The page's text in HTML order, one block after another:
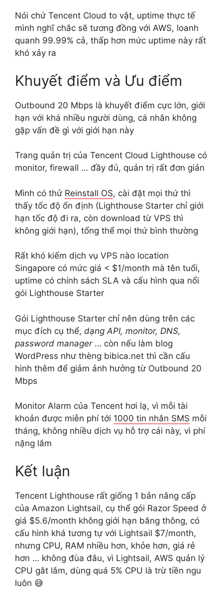
Nói chứ Tencent Cloud to vật, uptime thực tế
mình nghĩ chắc sẽ tương đồng với AWS, loanh
quanh 99.99% cả, thấp hơn mức uptime này rất
khó xảy ra
Khuyết điểm và Ưu điểm
Outbound 20 Mbps là khuyết điểm cực lớn, giới
hạn với khá nhiều người dùng, cá nhân không
gặp vấn đề gì với giới hạn này
Trang quản trị của Tencent Cloud Lighthouse có
monitor, firewall … đầy đủ, quản trị rất đơn giản
Mình có thử Reinstall OS, cài đặt mọi thứ thì
thấy tốc độ ổn định (Lighthouse Starter chỉ giới
hạn tốc độ đi ra, còn download từ VPS thì
không giới hạn), tổng thể mọi thứ bình thường
Rất khó kiếm dịch vụ VPS nào location
Singapore có mức giá < $1/month mà tên tuổi,
uptime có chính sách SLA và cấu hình qua nổi
gói Lighthouse Starter
Gói Lighthouse Starter chỉ nên dùng trên các
mục đích cụ thể, dạng API, monitor, DNS,
password manager… còn nếu làm blog
WordPress như thèng bibica.net thì cần cấu
hình thêm để giảm ảnh hưởng từ Outbound 20
Mbps
Monitor Alarm của Tencent hơi lạ, vì mỗi tài
khoản được miễn phí tới 1000 tin nhắn SMS mỗi
tháng, không nhiều dịch vụ hỗ trợ cái này, vì phí
nặng lắm
Kết luận
Tencent Lighthouse rất giống 1 bản nâng cấp
của Amazon Lightsail, cụ thể gói Razor Speed ở
giá $5.6/month không giới hạn băng thông, có
cấu hình khá tương tự với Lightsail $7/month,
nhưng CPU, RAM nhiều hơn, khỏe hơn, giá rẻ
hơn … không đùa đâu, vì Lightsail, AWS quản lý
CPU gắt lắm, dùng quá 5% CPU là trừ tiền ngu
luôn 😅